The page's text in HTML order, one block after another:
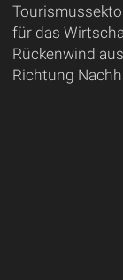
für das
Rückenwind
Richtung